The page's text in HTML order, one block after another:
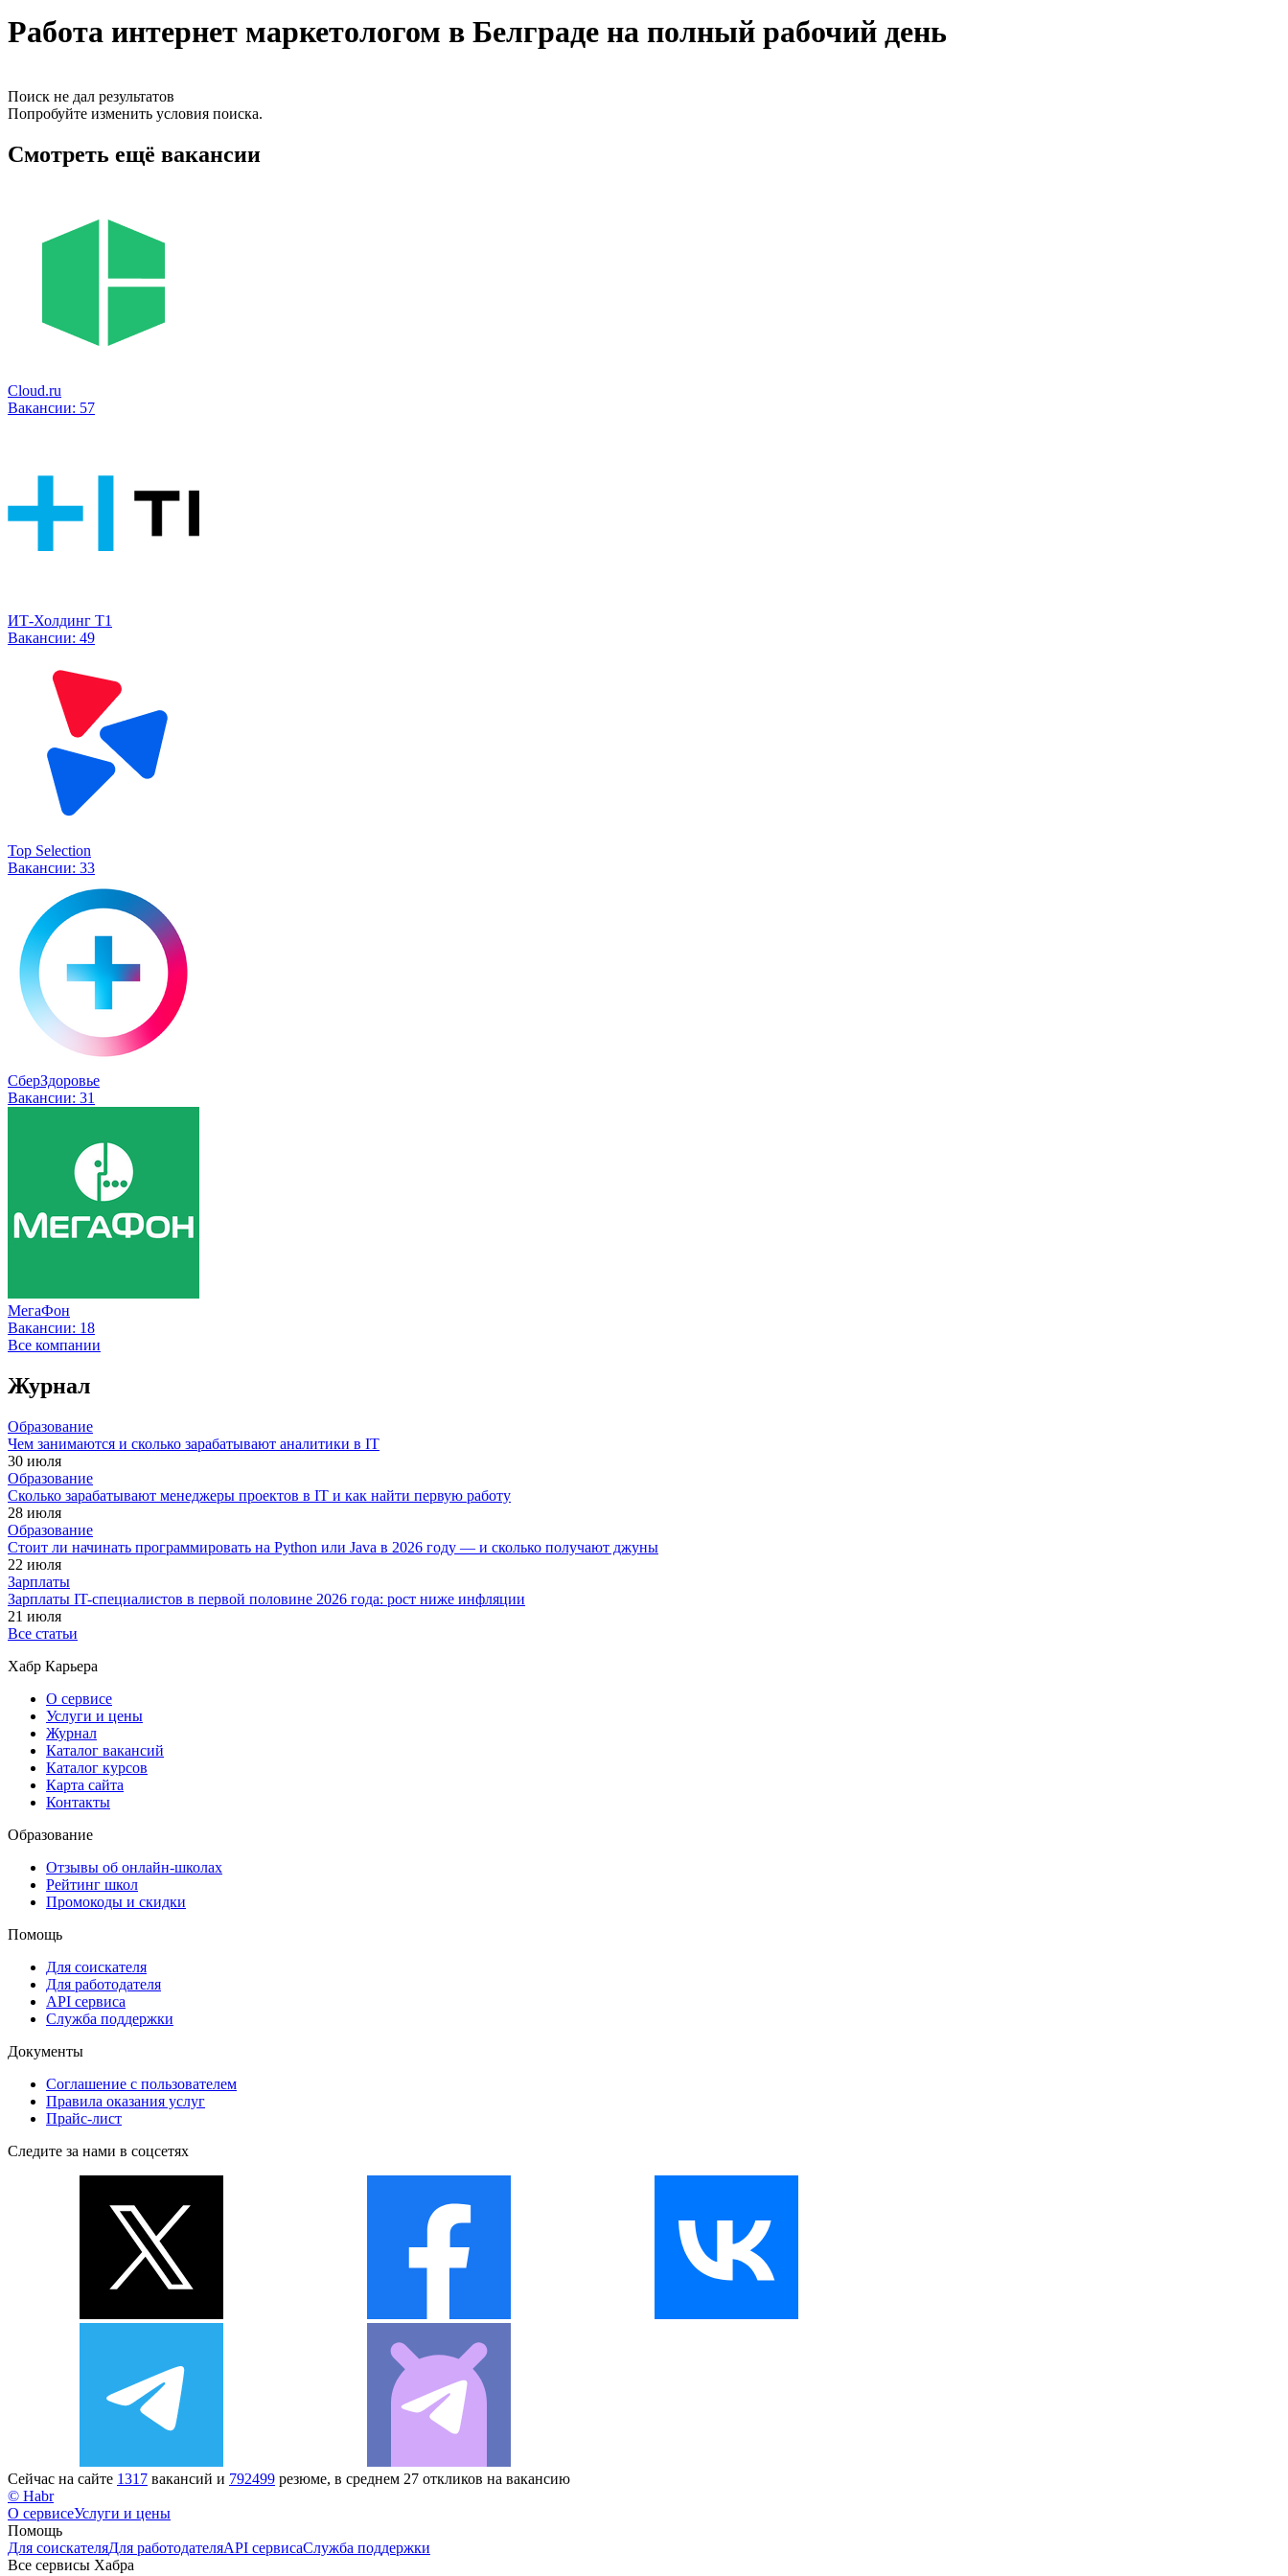
Работа интернет маркетологом в Белграде на полный рабочий день
Поиск не дал результатов
Попробуйте изменить условия поиска.
Смотреть ещё вакансии
Cloud.ru
Вакансии: 57
ИТ-Холдинг Т1
Вакансии: 49
Top Selection
Вакансии: 33
СберЗдоровье
Вакансии: 31
МегаФон
Вакансии: 18
Все компании
Журнал
Образование
Чем занимаются и сколько зарабатывают аналитики в IT
30 июля
Образование
Сколько зарабатывают менеджеры проектов в IT и как найти первую работу
28 июля
Образование
Стоит ли начинать программировать на Python или Java в 2026 году — и сколько получают джуны
22 июля
Зарплаты
Зарплаты IT-специалистов в первой половине 2026 года: рост ниже инфляции
21 июля
Все статьи
Хабр Карьера
О сервисе
Услуги и цены
Журнал
Каталог вакансий
Каталог курсов
Карта сайта
Контакты
Образование
Отзывы об онлайн-школах
Рейтинг школ
Промокоды и скидки
Помощь
Для соискателя
Для работодателя
API сервиса
Служба поддержки
Документы
Соглашение с пользователем
Правила оказания услуг
Прайс-лист
Следите за нами в соцсетях
Сейчас на сайте 1317 вакансий и 792499 резюме, в среднем 27 откликов на вакансию
© Habr
О сервисеУслуги и цены
Помощь
Для соискателяДля работодателяAPI сервисаСлужба поддержки
Все сервисы Хабра